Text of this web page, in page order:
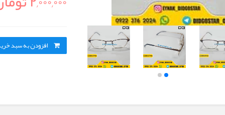
تخفیف
%0
تخفیف
افزودن به سبد